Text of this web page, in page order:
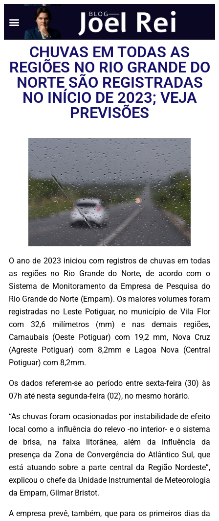
CHUVAS EM TODAS AS
REGIÕES NO RIO GRANDE DO
NORTE SÃO REGISTRADAS
NO INÍCIO DE 2023; VEJA
PREVISÕES
O ano de 2023 iniciou com registros de chuvas em todas
as regiões no Rio Grande do Norte, de acordo com o
Sistema de Monitoramento da Empresa de Pesquisa do
Rio Grande do Norte (Emparn). Os maiores volumes foram
registradas no Leste Potiguar, no município de Vila Flor
com 32,6 milímetros (mm) e nas demais regiões,
Carnaubais (Oeste Potiguar) com 19,2 mm, Nova Cruz
(Agreste Potiguar) com 8,2mm e Lagoa Nova (Central
Potiguar) com 8,2mm.
Os dados referem-se ao período entre sexta-feira (30) às
07h até nesta segunda-feira (02), no mesmo horário.
“As chuvas foram ocasionadas por instabilidade de efeito
local como a influência do relevo -no interior- e o sistema
de brisa, na faixa litorânea, além da influência da
presença da Zona de Convergência do Atlântico Sul, que
está atuando sobre a parte central da Região Nordeste”,
explicou o chefe da Unidade Instrumental de Meteorologia
da Emparn, Gilmar Bristot.
A empresa prevê, também, que para os primeiros dias da